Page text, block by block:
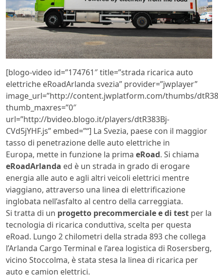
[blogo-video id=”174761″ title=”strada ricarica auto
elettriche eRoadArlanda svezia” provider=”jwplayer”
image_url=”http://content.jwplatform.com/thumbs/
thumb_maxres=”0″
url=”http://bvideo.blogo.it/players/dtR383Bj-
CVd5jYHF.js” embed=”“] La Svezia, paese con il maggior
tasso di penetrazione delle auto elettriche in
Europa, mette in funzione la prima eRoad. Si chiama
eRoadArlanda ed è un strada in grado di erogare
energia alle auto e agli altri veicoli elettrici mentre
viaggiano, attraverso una linea di elettrificazione
inglobata nell’asfalto al centro della carreggiata.
Si tratta di un progetto precommerciale e di test per la
tecnologia di ricarica conduttiva, scelta per questa
eRoad. Lungo 2 chilometri della strada 893 che collega
l’Arlanda Cargo Terminal e l’area logistica di Rosersberg,
vicino Stoccolma, è stata stesa la linea di ricarica per
auto e camion elettrici.